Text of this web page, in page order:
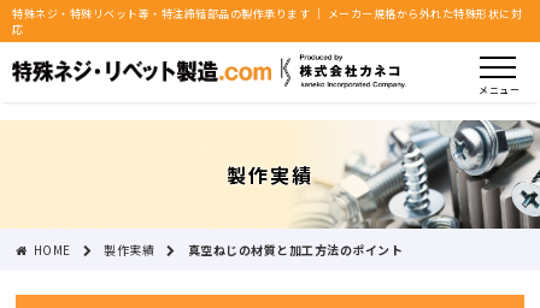
特殊ネジ・特殊リベット等・特注締結部品の製作承ります ｜ メーカー規格から外れた特殊形状に対
応
メニュー
製作実績
HOME 製作実績 真空ねじの材質と加工方法のポイント